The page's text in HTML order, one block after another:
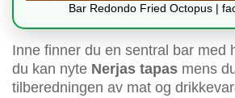
Bar Redondo Fried Octopus |
Inne finner du en sentral bar med
du kan nyte Nerjas tapas mens
tilberedningen av mat og